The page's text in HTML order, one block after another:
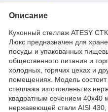
Описание
Кухонный стеллаж ATESY
Люкс предназначен для
посуды и упакованных
общественного питания и
холодных, горячих цехах и
помещениях. Модель состоит
стеллажа изготовлены из
квадратным сечением 40х40
нержавеющей стали AISI 430,